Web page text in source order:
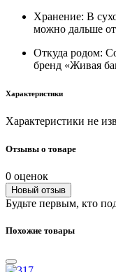
Хранение: В
можно дальше
Откуда родом:
бренд «Живая
Характеристики
Характеристики не
Отзывы о товаре
0 оценок
Новый отзыв
Будьте первым, кто
Похожие товары